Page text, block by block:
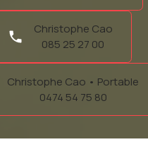
Christophe Cao
085 25 27 00
Christophe Cao • Portable
0474 54 75 80